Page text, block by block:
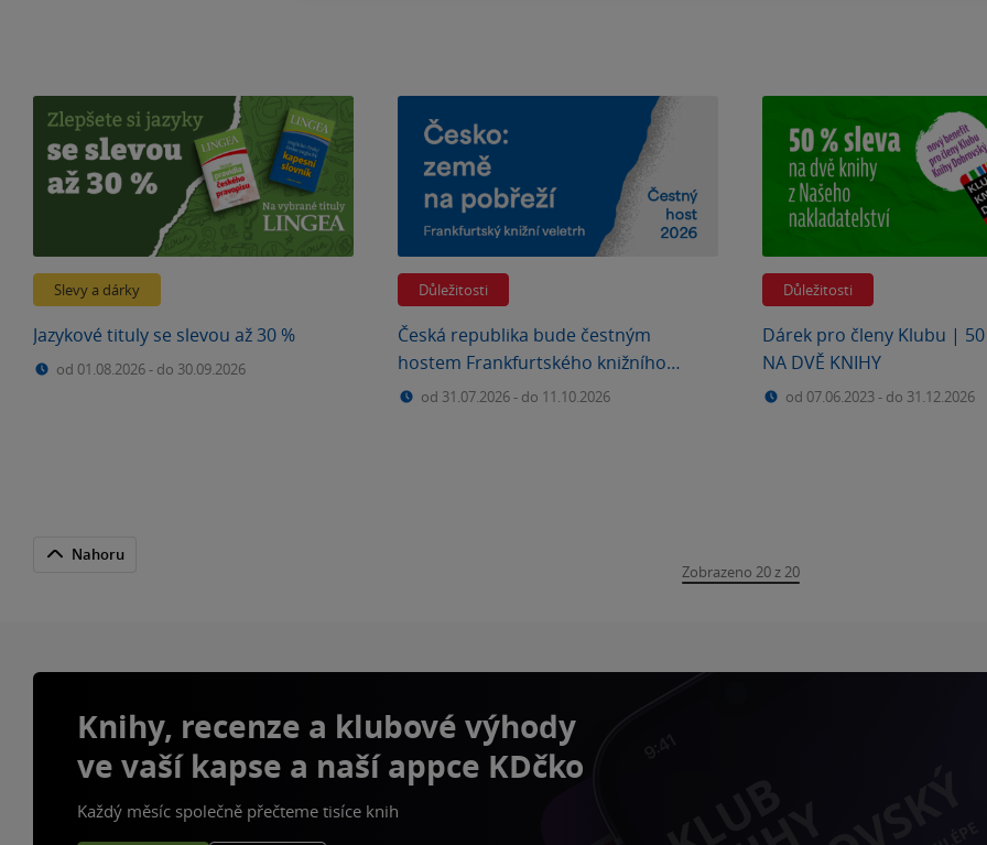
Slevy a dárky
Jazykové tituly se slevou až 30 %
od 01.08.2026- do 30.09.2026
Důležitosti
Česká republika bude čestným
hostem Frankfurtského knižního
veletrhu. A my budeme u toho.
od 31.07.2026- do 11.10.2026
Důležitosti
Dárek pro členy Klubu | 50
NA DVĚ KNIHY
od 07.06.2023- do 31.12.2026
Nahoru
Zobrazeno 20 z 20
Knihy, recenze a klubové výhody
ve vaší kapse a naší appce KDčko
Každý měsíc společně přečteme tisíce knih